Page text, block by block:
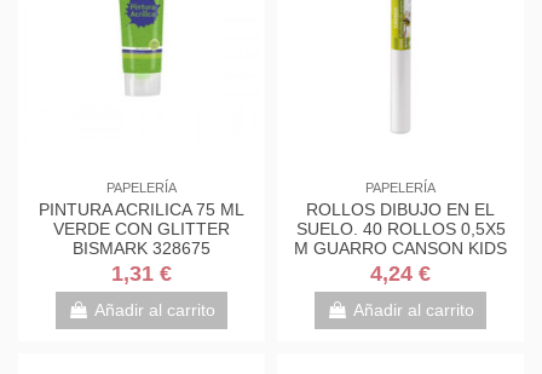
PAPELERÍA
PINTURA ACRILICA 75 ML
VERDE CON GLITTER
BISMARK 328675
1,31 €
Añadir al carrito
PAPELERÍA
ROLLOS DIBUJO EN EL
SUELO. 40 ROLLOS 0,5X5
M GUARRO CANSON KIDS
C200003210
4,24 €
Añadir al carrito